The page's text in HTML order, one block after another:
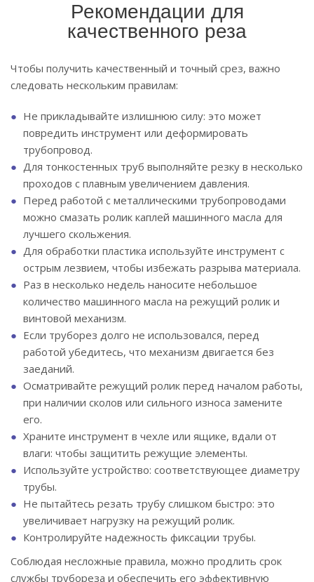
Рекомендации для
качественного реза
Чтобы получить качественный и точный срез, важно
следовать нескольким правилам:
Не прикладывайте излишнюю силу: это может
повредить инструмент или деформировать
трубопровод.
Для тонкостенных труб выполняйте резку в несколько
проходов с плавным увеличением давления.
Перед работой с металлическими трубопроводами
можно смазать ролик каплей машинного масла для
лучшего скольжения.
Для обработки пластика используйте инструмент с
острым лезвием, чтобы избежать разрыва материала.
Раз в несколько недель наносите небольшое
количество машинного масла на режущий ролик и
винтовой механизм.
Если труборез долго не использовался, перед
работой убедитесь, что механизм двигается без
заеданий.
Осматривайте режущий ролик перед началом работы,
при наличии сколов или сильного износа замените
его.
Храните инструмент в чехле или ящике, вдали от
влаги: чтобы защитить режущие элементы.
Используйте устройство: соответствующее диаметру
трубы.
Не пытайтесь резать трубу слишком быстро: это
увеличивает нагрузку на режущий ролик.
Контролируйте надежность фиксации трубы.
Соблюдая несложные правила, можно продлить срок
службы трубореза и обеспечить его эффективную